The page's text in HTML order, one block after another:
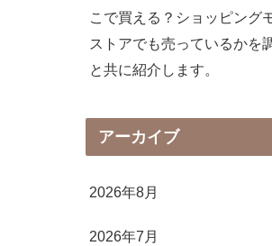
こで買える？ショッピング
ストアでも売っているかを
と共に紹介します。
アーカイブ
2026年8月
2026年7月